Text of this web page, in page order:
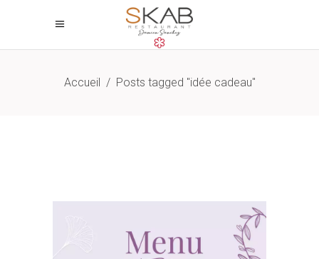
Accueil / Posts tagged "idée cadeau"